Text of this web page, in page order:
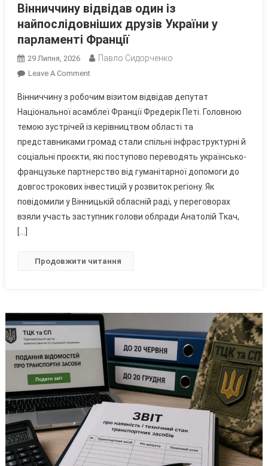
Вінниччину відвідав один із
найпослідовніших друзів України у
парламенті Франції
29 Липня, 2026 Павло Сидорченко
Leave A CommentOn
Відвідав
Один
Із
Найпослідовніших
Друзів
України
Парламенті
Вінниччину з робочим візитом відвідав депутат
Національної асамблеї Франції Фредерік Петі. Головною
темою зустрічей із керівництвом області та
представниками громад стали спільні інфраструктурні й
соціальні проєкти, які поступово переводять українсько-
французьке партнерство від гуманітарної допомоги до
довгострокових інвестицій у розвиток регіону. Як
повідомили у Вінницькій обласній раді, у переговорах
взяли участь заступник голови облради Анатолій Ткач,
[…]
Продовжити читання